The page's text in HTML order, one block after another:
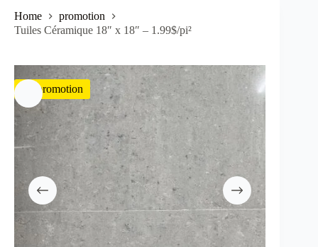
Home
promotion
Tuiles Céramique 18″ x 18″ – 1.99$/pi²
En promotion